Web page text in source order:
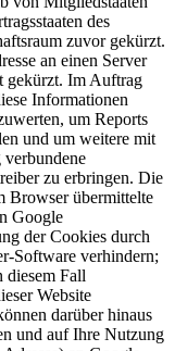
des
zuvor gekürzt.
an einen Server
gekürzt. Im Auftrag
Informationen
um Reports
und um weitere mit
verbundene
zu erbringen. Die
Browser übermittelte
Google
der Cookies durch
Software verhindern;
diesem Fall
Website
darüber hinaus
und auf Ihre Nutzung